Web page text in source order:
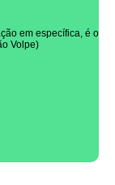
em específica, é o
Volpe)